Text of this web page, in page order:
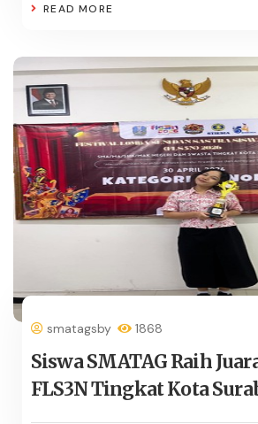
READ MORE
smatagsby 1868
Siswa SMATAG Raih
FLS3N Tingkat Kota